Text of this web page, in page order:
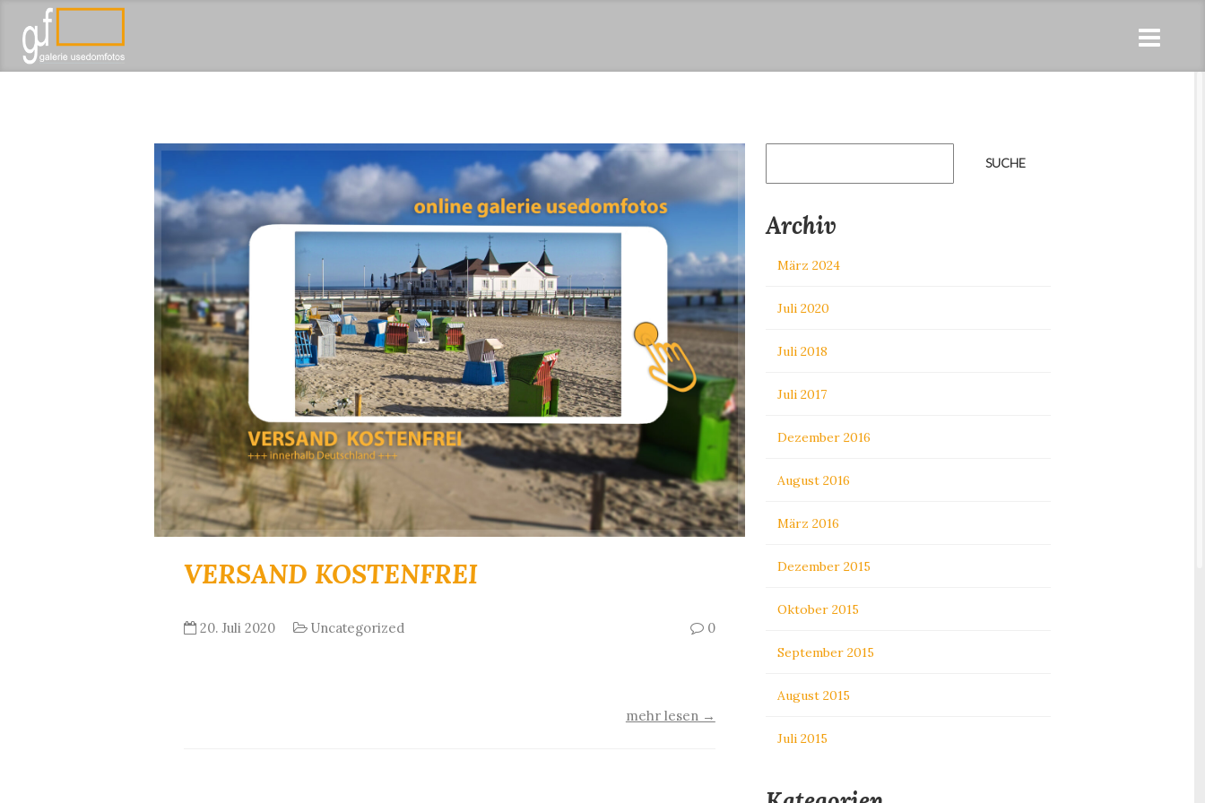
VERSAND KOSTENFREI
20. Juli 2020 Uncategorized 0
mehr lesen →
Archiv
März 2024
Juli 2020
Juli 2018
Juli 2017
Dezember 2016
August 2016
März 2016
Dezember 2015
Oktober 2015
September 2015
August 2015
Juli 2015